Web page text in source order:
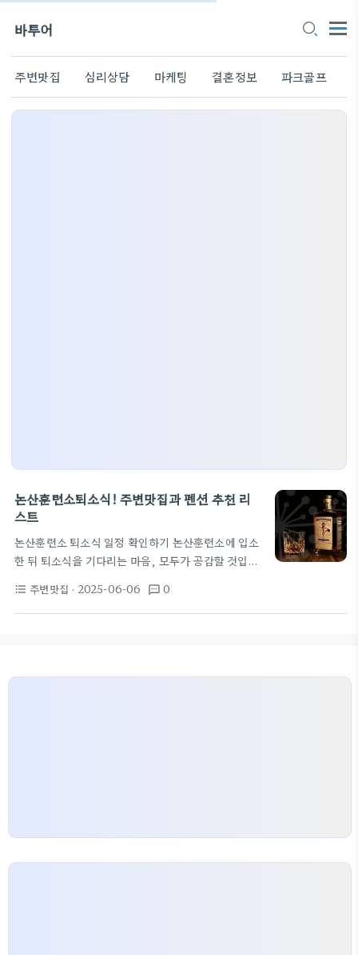
바투어
주변맛집 심리상담 마케팅 결혼정보 파크골프
논산훈련소퇴소식! 주변맛집과 펜션 추천 리
스트
논산훈련소 퇴소식 일정 확인하기 논산훈련소에 입소
한 뒤 퇴소식을 기다리는 마음, 모두가 공감할 것입니
루어지는 자리로, 무척이나 뜻깊은 날이죠. 각종 질문
이 많이 올라오는데, 예를 들어 ‘논산훈련소 퇴소식은
format_list_bulleted 주변맛집 · 2025-06-06 textsms 0